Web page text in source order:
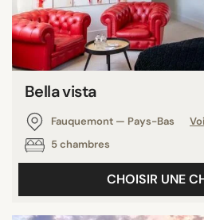
Bella vista
Fauquemont — Pays-Bas
5 chambres
CHOISIR UNE